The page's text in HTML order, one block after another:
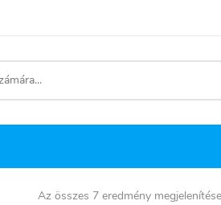
Az összes 7 eredmény megjelenítése